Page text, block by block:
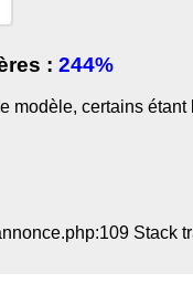
: 244%
modèle, certains
Stack